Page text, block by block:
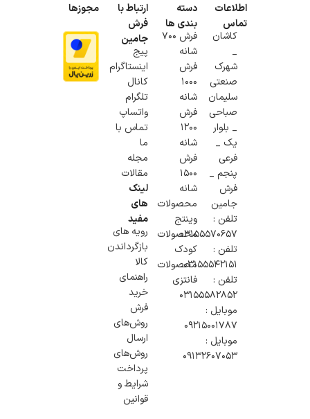
اطلاعات
تماس
کاشان
_
شهرک
صنعتی
سلیمان
صباحی
_ بلوار
یک _
فرعی
پنجم _
فرش
جامین
تلفن :
۰۳۱۵۵۵۷۰۶۵۷
تلفن :
03155542151
تلفن :
03155582852
موبایل :
۰۹۲۱۵۰۰۱۷۸۷
موبایل :
09132607053
دسته
بندی ها
فرش 700
شانه
فرش
1000
شانه
فرش
1200
شانه
فرش
1500
شانه
محصولات
وینتج
محصولات
کودک
محصولات
فانتزی
ارتباط با
فرش
جامین
پیج
اینستاگرام
کانال
تلگرام
واتساپ
تماس با
ما
مجله
مقالات
لینک
های
مفید
رویه های
بازگرداندن
کالا
راهنمای
خرید
فرش
روش‌های
ارسال
روش‌های
پرداخت
شرایط و
قوانین
مجوزها